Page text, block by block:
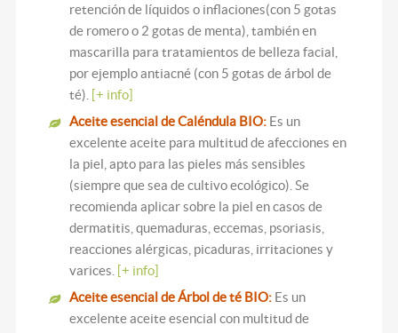
retención de líquidos o inflaciones(con 5 gotas
de romero o 2 gotas de menta), también en
mascarilla para tratamientos de belleza facial,
por ejemplo antiacné (con 5 gotas de árbol de
té). [+ info]
Aceite esencial de Caléndula BIO: Es un
excelente aceite para multitud de afecciones en
la piel, apto para las pieles más sensibles
(siempre que sea de cultivo ecológico). Se
recomienda aplicar sobre la piel en casos de
dermatitis,quemaduras , eccemas, psoriasis,
reacciones alérgicas, picaduras, irritaciones y
varices [+ info]
Aceite esencial de Árbol de té BIO: Es un
excelente aceite esencial con multitud de